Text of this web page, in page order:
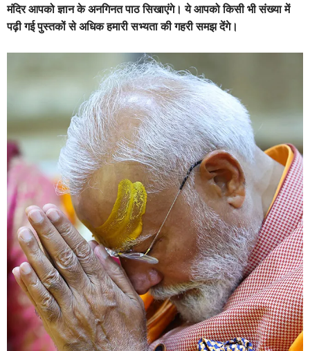
मंदिर आपको ज्ञान के अनगिनत पाठ सिखाएंगे। ये आपको किसी भी संख्या में
पढ़ी गई पुस्तकों से अधिक हमारी सभ्यता की गहरी समझ देंगे।